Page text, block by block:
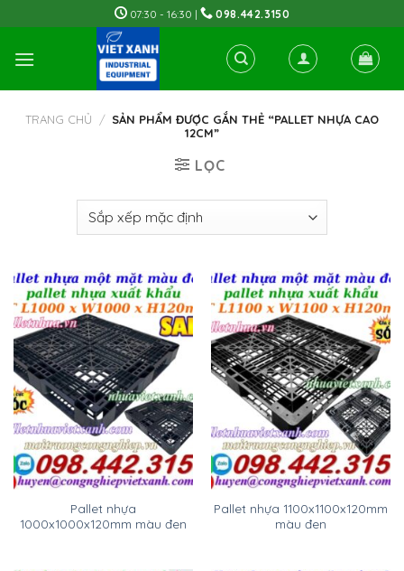
to
content
07:30 - 16:30 | 098.442.3150
TRANG CHỦ / SẢN PHẨM ĐƯỢC GẮN THẺ “PALLET NHỰA CAO
12CM”
LỌC
Pallet nhựa
1000x1000x120mm màu đen
Pallet nhựa 1100x1100x120mm
màu đen